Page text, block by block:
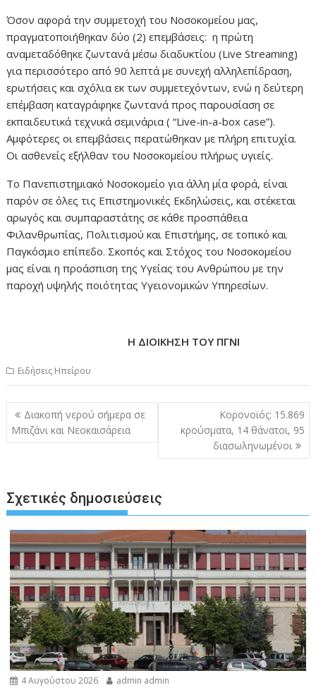
Όσον αφορά την συμμετοχή του Νοσοκομείου μας,
πραγματοποιήθηκαν δύο (2) επεμβάσεις: η πρώτη
αναμεταδόθηκε ζωντανά μέσω διαδυκτίου (Live Streaming)
για περισσότερο από 90 λεπτά με συνεχή αλληλεπίδραση,
ερωτήσεις και σχόλια εκ των συμμετεχόντων, ενώ η δεύτερη
επέμβαση καταγράφηκε ζωντανά προς παρουσίαση σε
εκπαιδευτικά τεχνικά σεμινάρια ( “Live-in-a-box case”).
Αμφότερες οι επεμβάσεις περατώθηκαν με πλήρη επιτυχία.
Οι ασθενείς εξήλθαν του Νοσοκομείου πλήρως υγιείς.
Το Πανεπιστημιακό Νοσοκομείο για άλλη μία φορά, είναι
παρόν σε όλες τις Επιστημονικές Εκδηλώσεις, και στέκεται
αρωγός και συμπαραστάτης σε κάθε προσπάθεια
Φιλανθρωπίας, Πολιτισμού και Επιστήμης, σε τοπικό και
Παγκόσμιο επίπεδο. Σκοπός και Στόχος του Νοσοκομείου
μας είναι η προάσπιση της Υγείας του Ανθρώπου με την
παροχή υψηλής ποιότητας Υγειονομικών Υπηρεσίων.
Η ΔΙΟΙΚΗΣΗ ΤΟΥ ΠΓΝΙ
Ειδήσεις Ηπείρου
Πλοήγηση
άρθρων
Διακοπή νερού σήμερα σε
Μπιζάνι και Νεοκαισάρεια
Κορονοϊός: 15.869
κρούσματα, 14 θάνατοι, 95
διασωληνωμένοι
Σχετικές δημοσιεύσεις
4 Αυγούστου 2026 admin admin